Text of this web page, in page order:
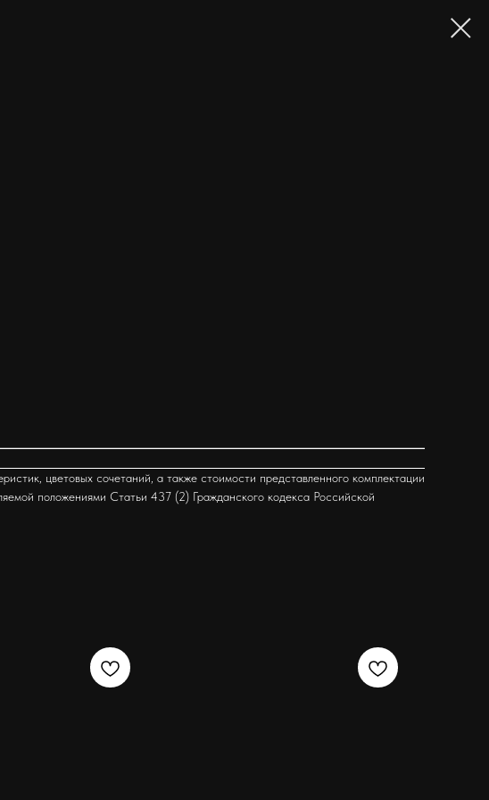
цветовых сочетаний, а также стоимости представленного комплектации
положениями Статьи 437 (2) Гражданского кодекса Российской